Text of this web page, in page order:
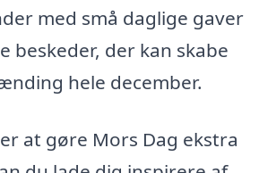
med små daglige gaver
beskeder, der kan skabe
hele december.
at gøre Mors Dag ekstra